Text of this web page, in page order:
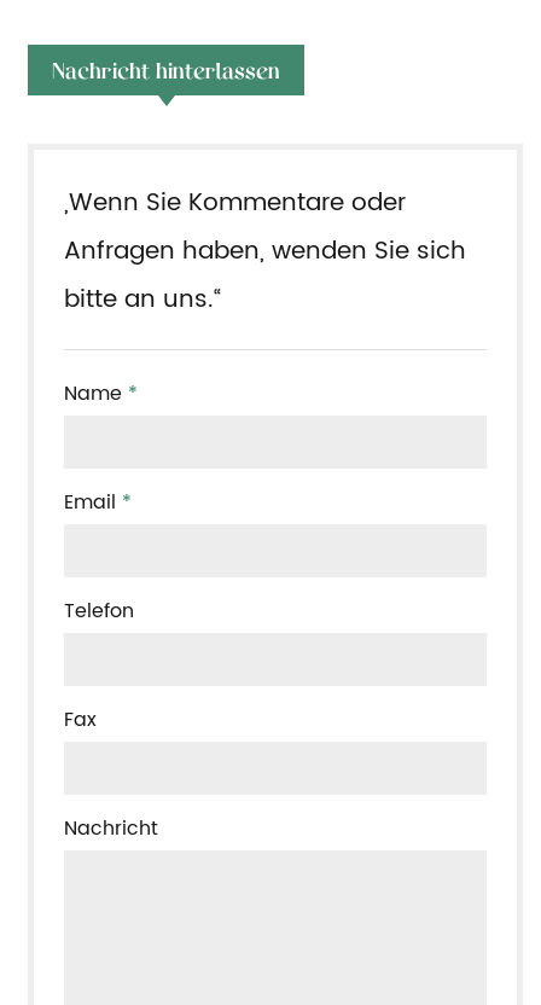
Nachricht hinterlassen
„Wenn Sie Kommentare oder
Anfragen haben, wenden Sie sich
bitte an uns.“
Name *
Email *
Telefon
Fax
Nachricht